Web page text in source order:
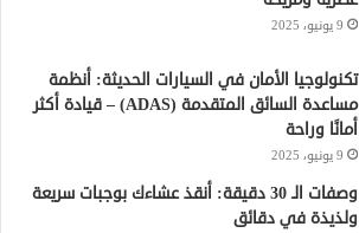
9 يونيو، 2025
تكنولوجيا الأمان في السيارات الحديثة: أنظمة
مساعدة السائق المتقدمة (ADAS) – قيادة أكثر
أمانًا وراحة
9 يونيو، 2025
وصفات الـ 30 دقيقة: أنقذ عشاءك بوجبات سريعة
ولذيذة في دقائق